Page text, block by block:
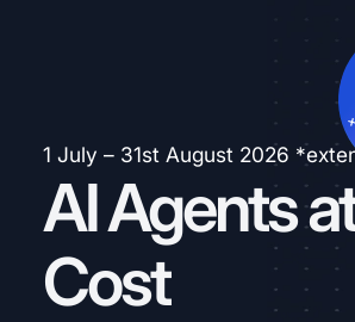
1 July – 31st August 2026
AI Agents
Cost